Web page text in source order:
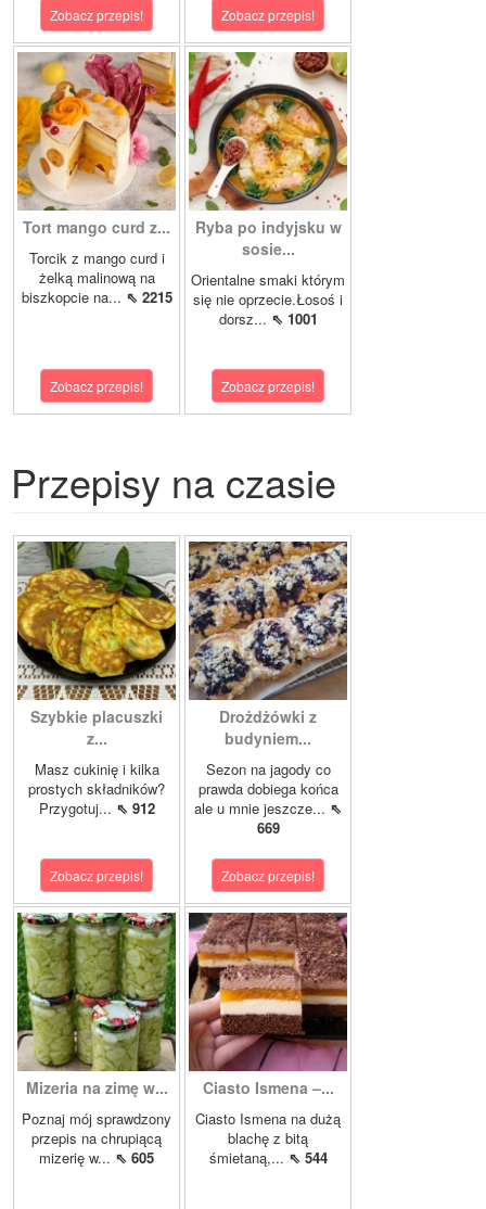
Zobacz przepis! Zobacz przepis!
Tort mango curd z...
Torcik z mango curd i
żelką malinową na
biszkopcie na... ⇖ 2215
Zobacz przepis!
Ryba po indyjsku w
sosie...
Orientalne smaki którym
się nie oprzecie.Łosoś i
dorsz... ⇖ 1001
Zobacz przepis!
Przepisy na czasie
Szybkie placuszki
z...
Masz cukinię i kilka
prostych składników?
Przygotuj... ⇖ 912
Zobacz przepis!
Drożdżówki z
budyniem...
Sezon na jagody co
prawda dobiega końca
ale u mnie jeszcze... ⇖
669
Zobacz przepis!
Mizeria na zimę w...
Poznaj mój sprawdzony
przepis na chrupiącą
mizerię w... ⇖ 605
Ciasto Ismena –...
Ciasto Ismena na dużą
blachę z bitą
śmietaną,... ⇖ 544